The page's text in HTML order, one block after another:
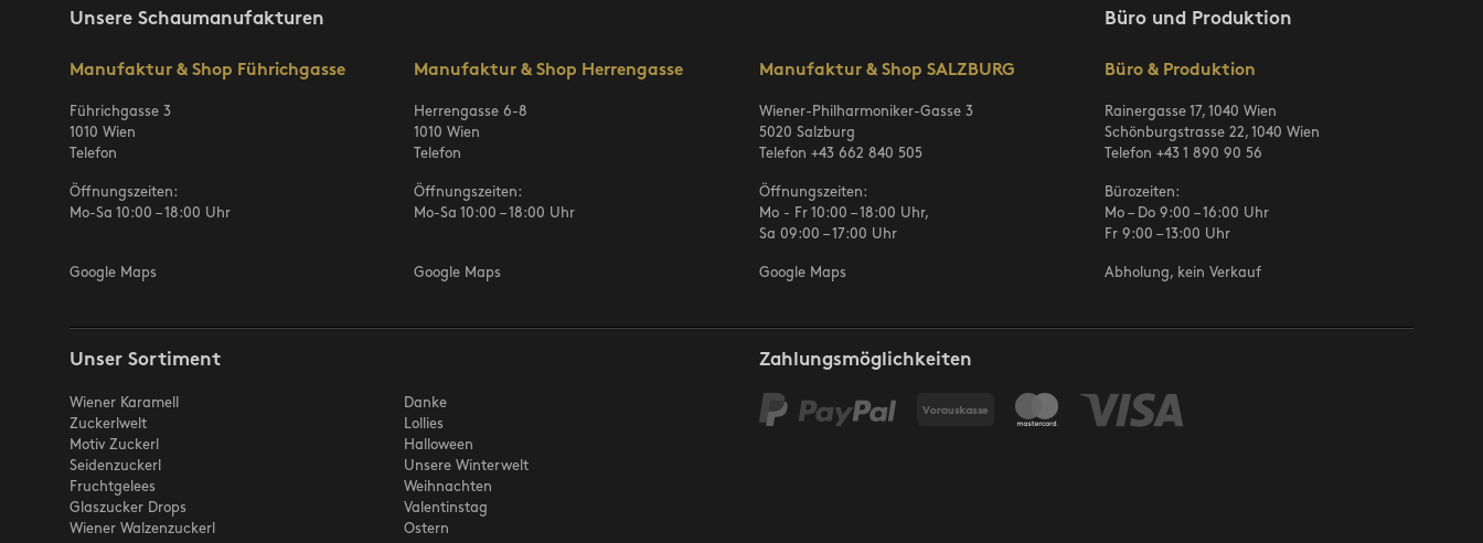
Unsere Schaumanufakturen
Manufaktur & Shop Führichgasse
Führichgasse 3
1010 Wien
Telefon
Öffnungszeiten:
Mo-Sa 10:00 – 18:00 Uhr
Google Maps
Manufaktur & Shop Herrengasse
Herrengasse 6-8
1010 Wien
Telefon
Öffnungszeiten:
Mo-Sa 10:00 – 18:00 Uhr
Google Maps
Manufaktur & Shop SALZBURG
Wiener-Philharmoniker-Gasse 3
5020 Salzburg
Telefon +43 662 840 505
Öffnungszeiten:
Mo - Fr 10:00 – 18:00 Uhr,
Sa 09:00 – 17:00 Uhr
Google Maps
Büro und Produktion
Büro & Produktion
Rainergasse 17, 1040 Wien
Schönburgstrasse 22, 1040 Wien
Telefon +43 1 890 90 56
Bürozeiten:
Mo – Do 9:00 – 16:00 Uhr
Fr 9:00 – 13:00 Uhr
Abholung, kein Verkauf
Unser Sortiment
Wiener Karamell
Zuckerlwelt
Motiv Zuckerl
Seidenzuckerl
Fruchtgelees
Glaszucker Drops
Wiener Walzenzuckerl
Danke
Lollies
Halloween
Unsere Winterwelt
Weihnachten
Valentinstag
Ostern
Zahlungsmöglichkeiten